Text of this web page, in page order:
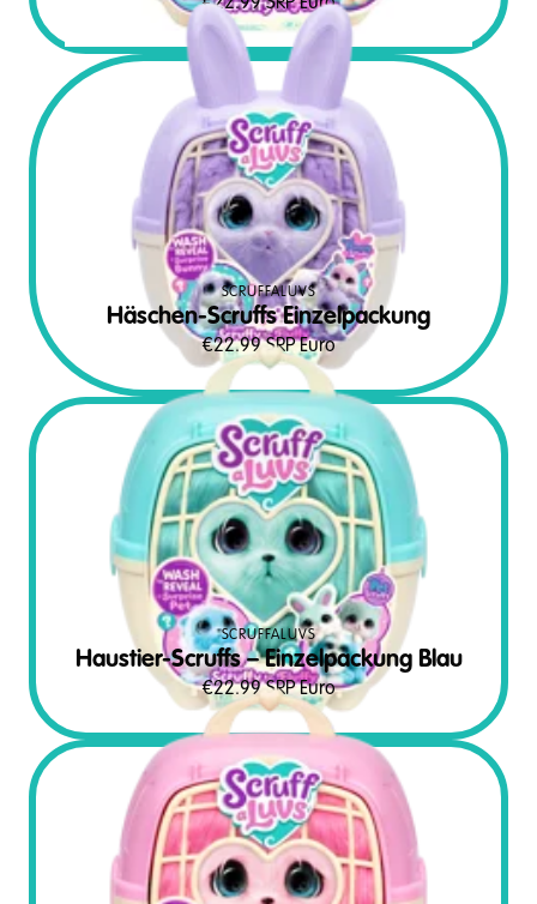
Häschen-Scruffs Einzelpackung
SCRUFFALUVS
€22.99SRP Euro
Haustier-Scruffs – Einzelpackung Blau
SCRUFFALUVS
€22.99SRP Euro